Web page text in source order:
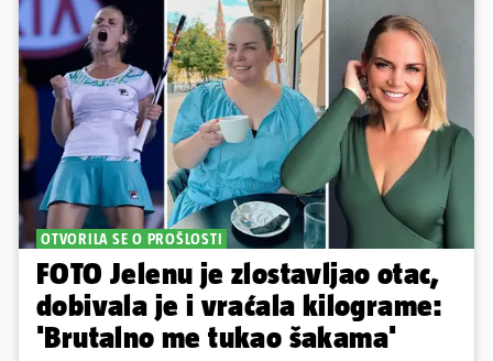
OTVORILA SE O PROŠLOSTI
FOTO Jelenu je zlostavljao otac,
dobivala je i vraćala kilograme:
'Brutalno me tukao šakama'